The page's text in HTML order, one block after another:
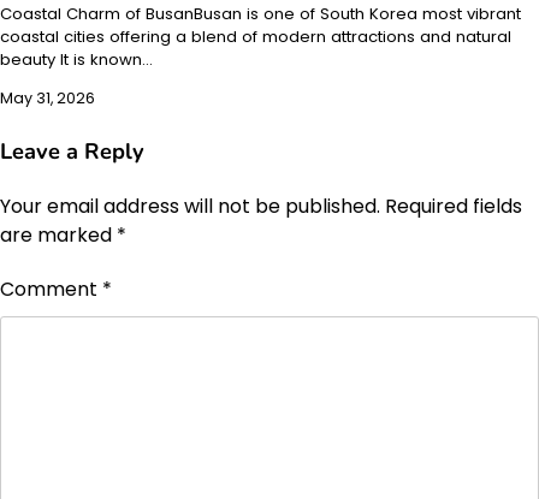
Coastal Charm of BusanBusan is one of South Korea most vibrant
coastal cities offering a blend of modern attractions and natural
beauty It is known…
May 31, 2026
Leave a Reply
Your email address will not be published. Required fields
are marked *
Comment *